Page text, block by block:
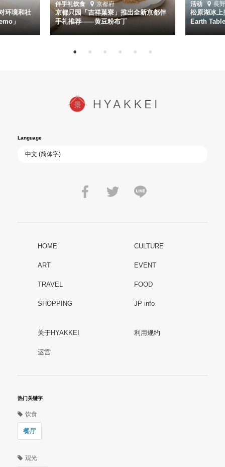
环境和社
」
伴手礼饮食 京都府
京都只园「吉祥菓寮」推出全新京都伴
手礼推荐——黄豆粉布丁
活动 長
松原湖冰
Earth
Language
HOME CULTURE
ART EVENT
TRAVEL FOOD
SHOPPING JP info
关于HYAKKEI 利用规约
运営
热门关键字
饮食
餐厅
观光